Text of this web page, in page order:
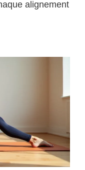
alignement